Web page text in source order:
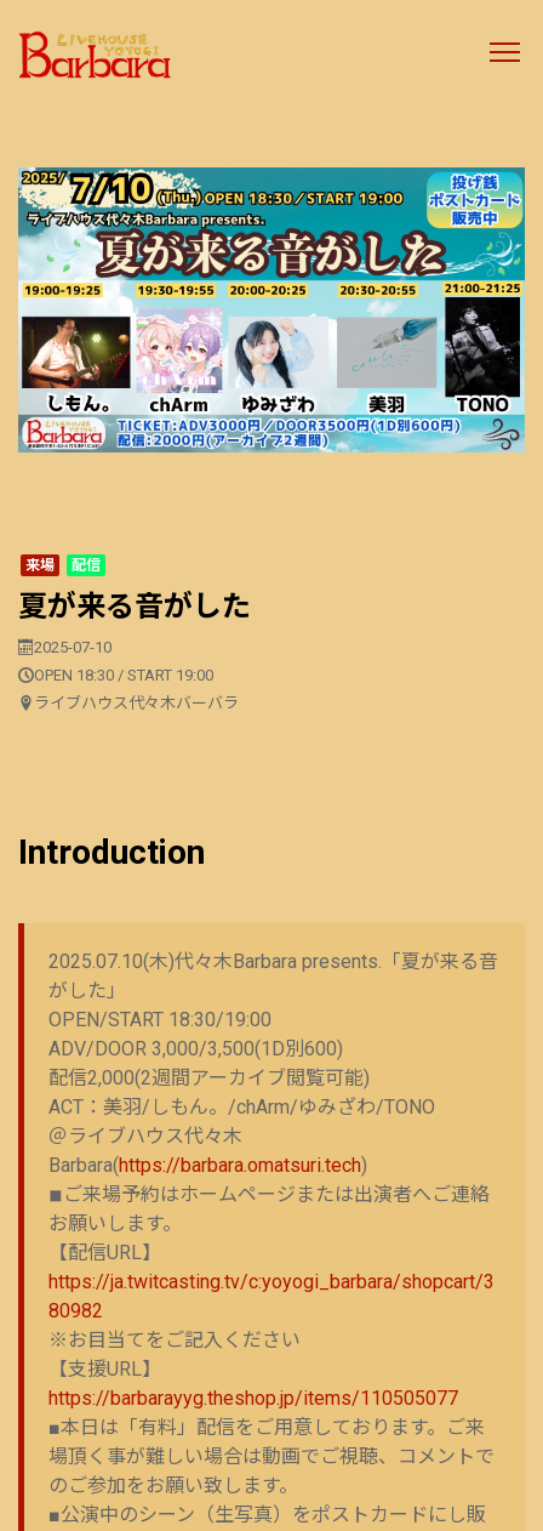
来場 配信
夏が来る音がした
2025-07-10
OPEN 18:30 / START 19:00
ライブハウス代々木バーバラ
Introduction
2025.07.10(木)代々木Barbara presents.「夏が来る音
がした」
OPEN/START 18:30/19:00
ADV/DOOR 3,000/3,500(1D別600)
配信2,000(2週間アーカイブ閲覧可能)
ACT：美羽/しもん。/chArm/ゆみざわ/TONO
＠ライブハウス代々木
Barbara(https://barbara.omatsuri.tech)
◾︎ご来場予約はホームページまたは出演者へご連絡
お願いします。
【配信URL】
https://ja.twitcasting.tv/c:yoyogi_barbara/shopcart/3
80982
※お目当てをご記入ください
【支援URL】
https://barbarayyg.theshop.jp/items/110505077
■本日は「有料」配信をご用意しております。ご来
場頂く事が難しい場合は動画でご視聴、コメントで
のご参加をお願い致します。
■公演中のシーン（生写真）をポストカードにし販